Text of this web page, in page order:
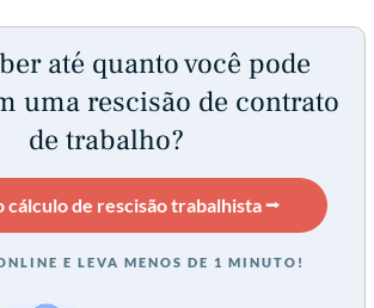
até quanto você pode
uma rescisão de contrato
de trabalho?
cálculo de rescisão trabalhista ⭢
E LEVA MENOS DE 1 MINUTO!